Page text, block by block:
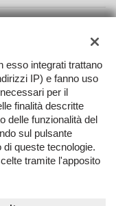
TORNA IN CIMA
- P.IVA 03406080139
esso integrati trattano
IP) e fanno uso
per il
finalità descritte
delle funzionalità del
sul pulsante
queste tecnologie.
tramite l'apposito